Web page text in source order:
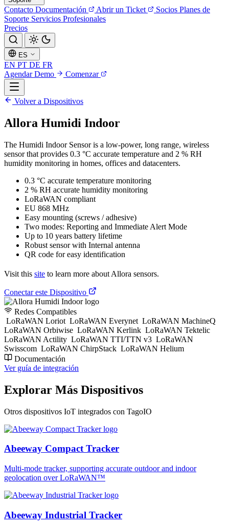
Contacto Documentación Abrir un Ticket Socios Planes de
Soporte Servicios Profesionales
Precios
ES
EN PT DE FR
Agendar Demo
Comenzar
Volver a Dispositivos
Allora Humidi Indoor
The Humidi Indoor Sensor is a low-power, long range, wireless
sensor that provides 0.3 °C accurate temperature and 2 % RH
humidity monitoring in homes, offices and datacenters.
0.3 °C accurate temperature monitoring
2 % RH accurate humidity monitoring
LoRaWAN compliant
EU 868 MHz
Easy mounting (screws / adhesive)
Two modes: Reporting and Immediate Alert Mode
Up to 10 years battery lifetime
Robust sensor with Internal antenna
QR code for easy identification
Visit this site to learn more about Allora sensors.
Conectar este Dispositivo
Redes Compatibles
LoRaWAN Loriot LoRaWAN Everynet LoRaWAN MachineQ
LoRaWAN Orbiwise LoRaWAN Kerlink LoRaWAN Tektelic
LoRaWAN Actility LoRaWAN TTI/TTN v3 LoRaWAN
Swisscom LoRaWAN ChirpStack LoRaWAN Helium
Documentación
Ver guía de integración
Explorar Más Dispositivos
Otros dispositivos IoT integrados con TagoIO
Abeeway Compact Tracker
Multi-mode tracker, supporting accurate outdoor and indoor
geolocation over LoRaWAN™
Abeeway Industrial Tracker